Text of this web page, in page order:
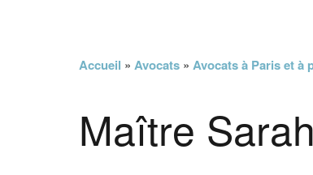
Accueil » Avocats » Avocats à Paris et à
Maître